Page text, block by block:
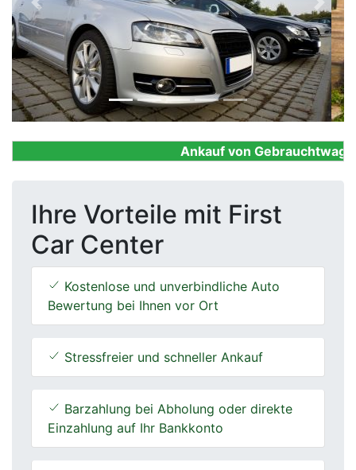
Previous Next
Ankauf von
Ihre Vorteile mit First
Car Center
Kostenlose und unverbindliche Auto
Bewertung bei Ihnen vor Ort
Stressfreier und schneller Ankauf
Barzahlung bei Abholung oder direkte
Einzahlung auf Ihr Bankkonto